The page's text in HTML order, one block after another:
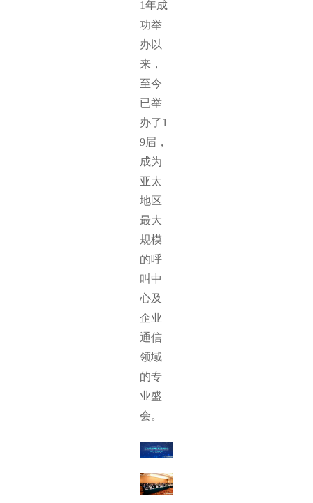
1年成
功举
办以
来，
至今
已举
办了1
9届，
成为
亚太
地区
最大
规模
的呼
叫中
心及
企业
通信
领域
的专
业盛
会。